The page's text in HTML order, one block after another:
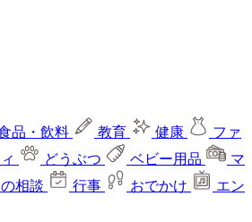
品・飲料 教育 健康
ファ
どうぶつ ベビー用品
マ
相談 行事 おでかけ
エン